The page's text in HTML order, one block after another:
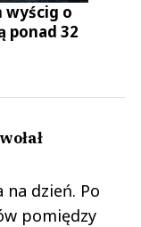
wyścig o
ponad 32
dzień. Po
pomiędzy